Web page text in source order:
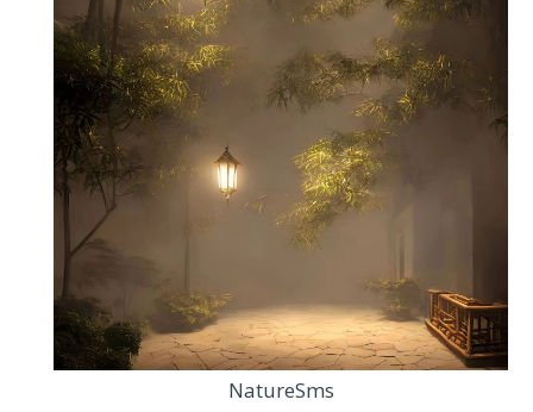
NatureSms